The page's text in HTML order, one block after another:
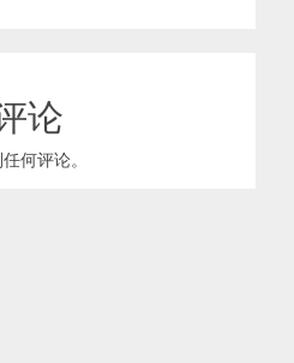
论
何评论。